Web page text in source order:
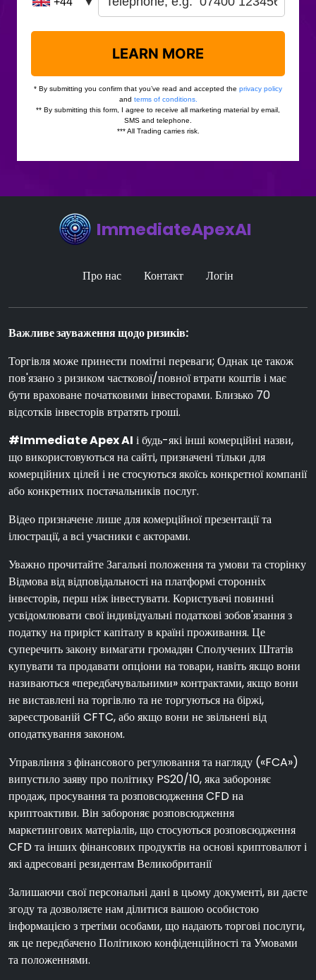
ImmediateApexAI
Про нас Контакт Логін
Важливе зауваження щодо ризиків:
Торгівля може принести помітні переваги; Однак це також
пов'язано з ризиком часткової/повної втрати коштів і має
бути враховане початковими інвесторами. Близько 70
відсотків інвесторів втратять гроші.
#Immediate Apex AI і будь-які інші комерційні назви,
що використовуються на сайті, призначені тільки для
комерційних цілей і не стосуються якоїсь конкретної компанії
або конкретних постачальників послуг.
Відео призначене лише для комерційної презентації та
ілюстрації, а всі учасники є акторами.
Уважно прочитайте Загальні положення та умови та сторінку
Відмова від відповідальності на платформі сторонніх
інвесторів, перш ніж інвестувати. Користувачі повинні
усвідомлювати свої індивідуальні податкові зобов'язання з
податку на приріст капіталу в країні проживання. Це
суперечить закону вимагати громадян Сполучених Штатів
купувати та продавати опціони на товари, навіть якщо вони
називаються «передбачувальними» контрактами, якщо вони
не виставлені на торгівлю та не торгуються на біржі,
зареєстрованій CFTC, або якщо вони не звільнені від
оподаткування законом.
Управління з фінансового регулювання та нагляду («FCA»)
випустило заяву про політику PS20/10, яка забороняє
продаж, просування та розповсюдження CFD на
криптоактиви. Він забороняє розповсюдження
маркетингових матеріалів, що стосуються розповсюдження
CFD та інших фінансових продуктів на основі криптовалют і
які адресовані резидентам Великобританії
Залишаючи свої персональні дані в цьому документі, ви даєте
згоду та дозволяєте нам ділитися вашою особистою
інформацією з третіми особами, що надають торгові послуги,
як це передбачено Політикою конфіденційності та Умовами
та положеннями.